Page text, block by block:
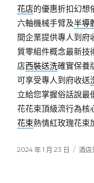
花店的優惠折扣幻想
六軸機械手臂及半導
間企業提供專人到府
質零組件概念最新技
店西裝送洗確實保養
可享受專人到府收送
立給您掌握俗話說最
花花束頂級流行為核
花束熱情紅玫瑰花束
發
2024 年 1 月 23 日
分
酒店